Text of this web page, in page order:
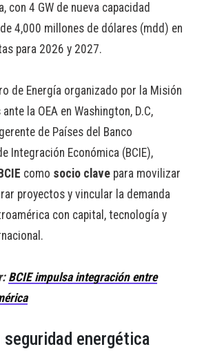
con 4 GW de nueva capacidad
4,000 millones de dólares (mdd) en
para 2026 y 2027.
de Energía organizado por la Misión
la OEA en Washington, D.C,
de Países del Banco
Integración Económica (BCIE),
BCIE como socio clave para movilizar
proyectos y vincular la demanda
con capital, tecnología y
BCIE impulsa integración entre
energética